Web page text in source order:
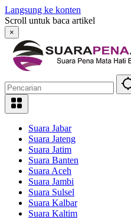
Langsung ke konten
Scroll untuk baca artikel
×
Suara Jabar
Suara Jateng
Suara Jatim
Suara Banten
Suara Aceh
Suara Jambi
Suara Sulsel
Suara Kalbar
Suara Kaltim